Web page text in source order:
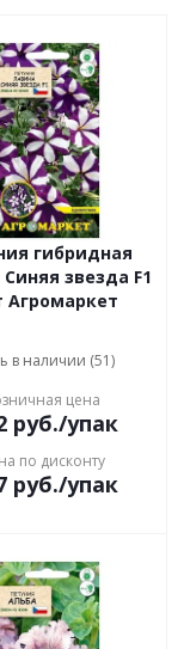
гибридная
звезда F1
Агромаркет
в наличии (51)
цена
руб./упак
по дисконту
руб./упак